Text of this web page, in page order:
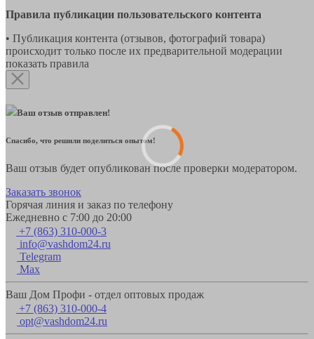
Правила публикации пользовательского контента
• Публикация контента (отзывов, фотографий товара)
происходит только после их предварительной модерации
показать правила
Ваш отзыв отправлен!
Спасибо, что решили поделиться опытом!
Ваш отзыв будет опубликован после проверки модератором.
Заказать звонок
Горячая линия и заказ по телефону
Ежедневно с 7:00 до 20:00
+7 (863) 310-000-3
info@vashdom24.ru
Telegram
Max
Ваш Дом Профи - отдел оптовых продаж
+7 (863) 310-000-4
opt@vashdom24.ru